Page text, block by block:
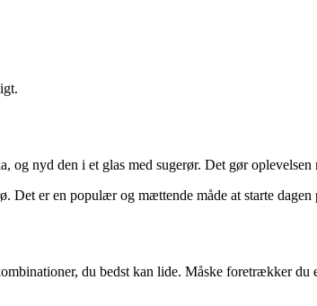
nyd den i et glas med sugerør. Det gør oplevelsen
Det er en populær og mættende måde at starte dagen
du bedst kan lide. Måske foretrækker